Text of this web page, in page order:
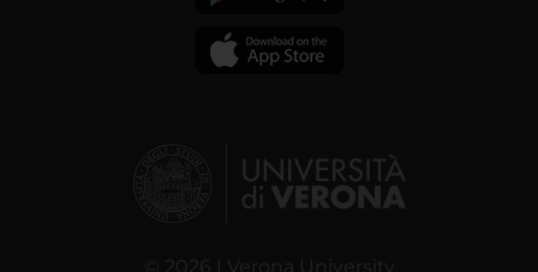
© 2026 | Verona University